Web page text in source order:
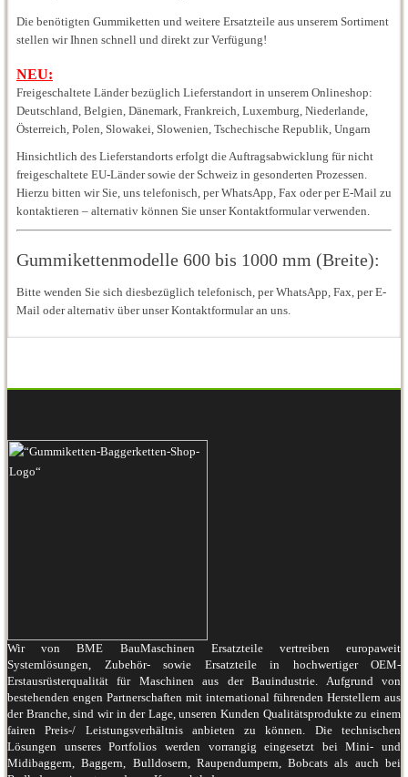
Die benötigten Gummiketten und weitere Ersatzteile aus unserem Sortiment
stellen wir Ihnen schnell und direkt zur Verfügung!
NEU:
Freigeschaltete Länder bezüglich Lieferstandort in unserem Onlineshop:
Deutschland, Belgien, Dänemark, Frankreich, Luxemburg, Niederlande,
Österreich, Polen, Slowakei, Slowenien, Tschechische Republik, Ungarn
Hinsichtlich des Lieferstandorts erfolgt die Auftragsabwicklung für nicht
freigeschaltete EU-Länder sowie der Schweiz in gesonderten Prozessen.
Hierzu bitten wir Sie, uns telefonisch, per WhatsApp, Fax oder per E-Mail zu
kontaktieren – alternativ können Sie unser Kontaktformular verwenden.
Gummikettenmodelle 600 bis 1000 mm (Breite):
Bitte wenden Sie sich diesbezüglich telefonisch, per WhatsApp, Fax, per E-
Mail oder alternativ über unser Kontaktformular an uns.
Wir von BME BauMaschinen Ersatzteile vertreiben europaweit
Systemlösungen, Zubehör- sowie Ersatzteile in hochwertiger OEM-
Erstausrüsterqualität für Maschinen aus der Bauindustrie. Aufgrund von
bestehenden engen Partnerschaften mit international führenden Herstellern aus
der Branche, sind wir in der Lage, unseren Kunden Qualitätsprodukte zu einem
fairen Preis-/ Leistungsverhältnis anbieten zu können. Die technischen
Lösungen unseres Portfolios werden vorrangig eingesetzt bei Mini- und
Midibaggern, Baggern, Bulldosern, Raupendumpern, Bobcats als auch bei